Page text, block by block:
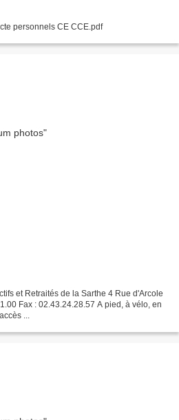
personnels CE CCE.pdf
et Retraités de la Sarthe 4 Rue d'Arcole
Fax : 02.43.24.28.57 A pied, à vélo, en
...